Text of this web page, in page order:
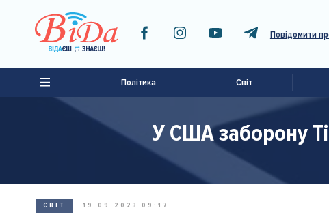
Повідомити
Політика Світ
У США заборону
СВІТ 19.09.2023 09:17